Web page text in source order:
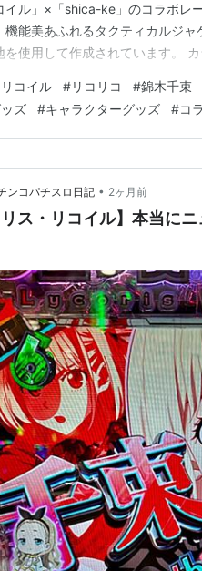
イル」×「shica-ke」のコラボレ
機能美あふれるタクティカルジ
を使用して作成されています。
千束のイメージカラーである「
コイル #リコリコ #錦木千束
ズ #キャラクターグッズ #コ
ンコパチスロ日記 • 2ヶ月前
リス・リコイル】本当に